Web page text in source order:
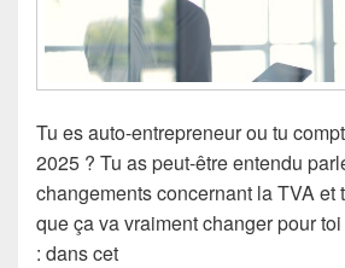
Tu es auto-entrepreneur ou tu
2025 ? Tu as peut-être entendu
changements concernant la TVA et
que ça va vraiment changer pour
: dans cet